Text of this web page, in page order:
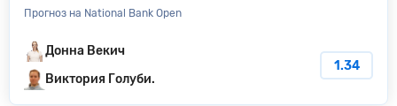
Прогноз на National Bank Open
Донна Векич
Виктория Голуби.
1.34